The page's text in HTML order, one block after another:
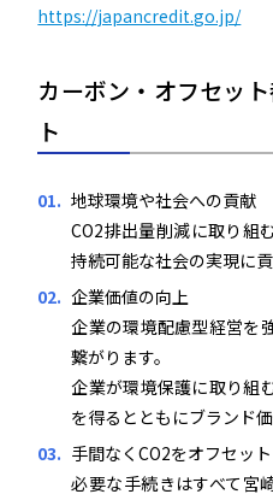
https://japancredit.go.jp/
カーボン・オフセッ
ト
地球環境や社会への貢献
CO2排出量削減に取り組
持続可能な社会の実現に貢
企業価値の向上
企業の環境配慮型経営を
繋がります。
企業が環境保護に取り組
を得るとともにブランド
手間なくCO2をオフセット
必要な手続きはすべて宮